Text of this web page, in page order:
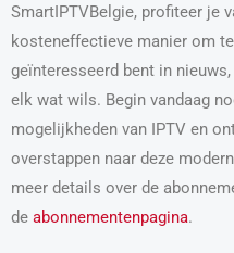
SmartIPTVBelgie, profiteer je
kosteneffectieve manier om
geïnteresseerd bent in
elk wat wils. Begin vandaag
mogelijkheden van IPTV en
overstappen naar deze
meer details over de
de abonnementenpagina.